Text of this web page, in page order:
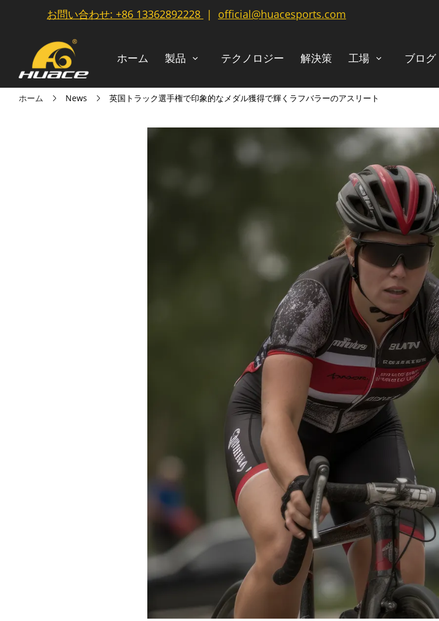
お問い合わせ: +86 13362892228 | official@huacesports.com
ホーム 製品 テクノロジー 解決策 工場 ブログ
ホーム News 英国トラック選手権で印象的なメダル獲得で輝くラフバラーのアスリート